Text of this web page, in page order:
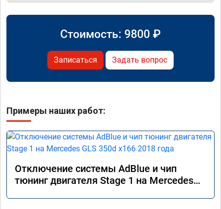
Стоимость: 9800 ₽
Записаться Задать вопрос
Примеры наших работ:
Отключение системы AdBlue и чип
тюнинг двигателя Stage 1 на Mercedes